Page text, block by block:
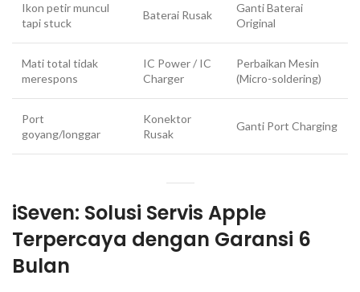
Ikon petir muncul
tapi stuck
Baterai Rusak
Ganti Baterai
Original
Mati total tidak
merespons
IC Power / IC
Charger
Perbaikan Mesin
(Micro-soldering)
Port
goyang/longgar
Konektor
Rusak
Ganti Port Charging
iSeven: Solusi Servis Apple
Terpercaya dengan Garansi 6
Bulan